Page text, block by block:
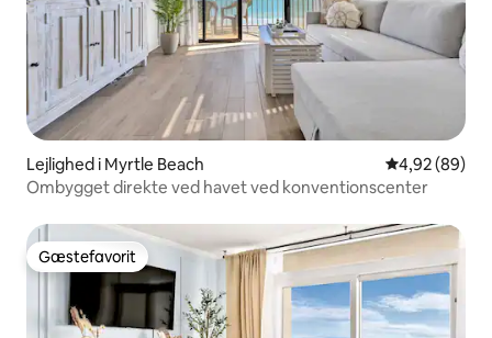
Lejlighed i Myrtle Beach 4,92 ud af 5 i
4,92 (89)
Ombygget direkte ved havet ved konventionscenter
Gæstefavorit
Gæstefavorit